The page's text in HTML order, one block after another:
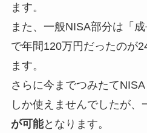
ます。
また、一般NISA部分は「
で年間120万円だったのが
ます。
さらに今までつみたて
しか使えませんでしたが、
が可能となります。